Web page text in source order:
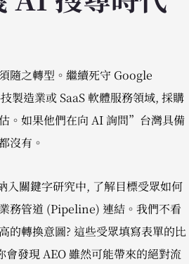
隨之轉型。繼續死守 Google
製造業或 SaaS 軟體服務領域, 採購
。如果他們在向 AI 詢問”台灣具備
沒有。
關鍵字研究中, 了解目標受眾如何
務管道 (Pipeline) 連結。我們不看
轉換意圖? 這些受眾填寫表單的比
發現 AEO 雖然可能帶來的絕對流